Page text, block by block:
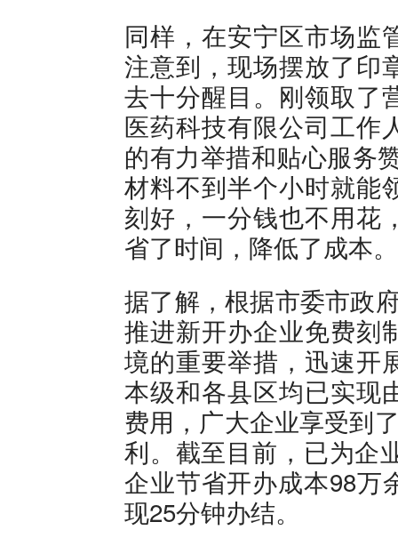
同样，在安宁区市场监
注意到，现场摆放了印
去十分醒目。刚领取了
医药科技有限公司工作
的有力举措和贴心服务
材料不到半个小时就能
刻好，一分钱也不用花
省了时间，降低了成本
据了解，根据市委市政
推进新开办企业免费刻
境的重要举措，迅速开
本级和各县区均已实现
费用，广大企业享受到
利。截至目前，已为企
企业节省开办成本98万
现25分钟办结。